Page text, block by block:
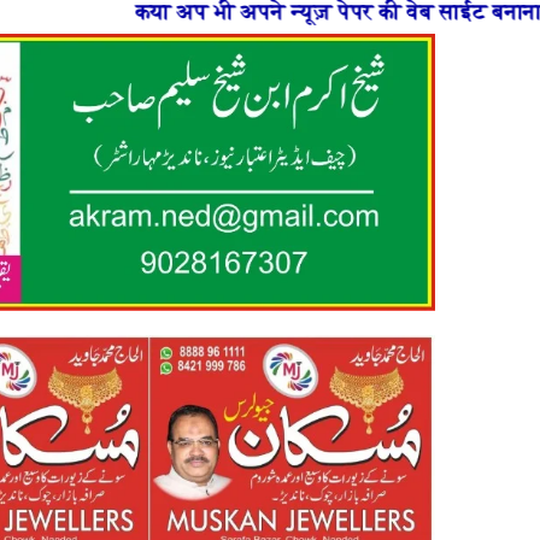
भी अपने न्यूज़ पेपर की वेब साईट बनाना चाहते है या फिर न्यूज़